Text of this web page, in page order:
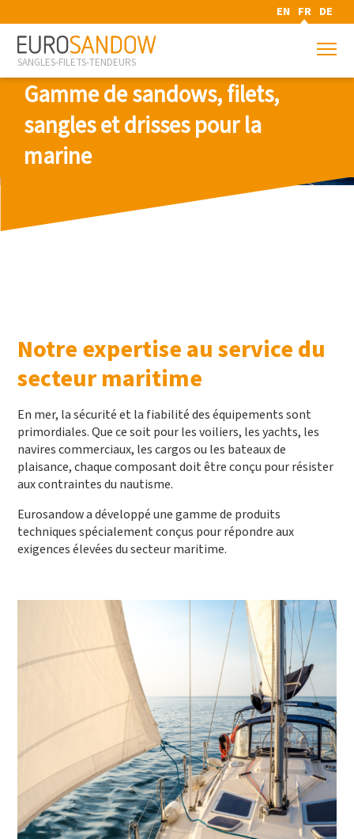
EN FR DE
SANGLES-FILETS-TENDEURS
Gamme de sandows, filets,
sangles et drisses pour la
marine
Notre expertise au service du
secteur maritime
En mer, la sécurité et la fiabilité des équipements sont
primordiales. Que ce soit pour les voiliers, les yachts, les
navires commerciaux, les cargos ou les bateaux de
plaisance, chaque composant doit être conçu pour résister
aux contraintes du nautisme.
Eurosandow a développé une gamme de produits
techniques spécialement conçus pour répondre aux
exigences élevées du secteur maritime.